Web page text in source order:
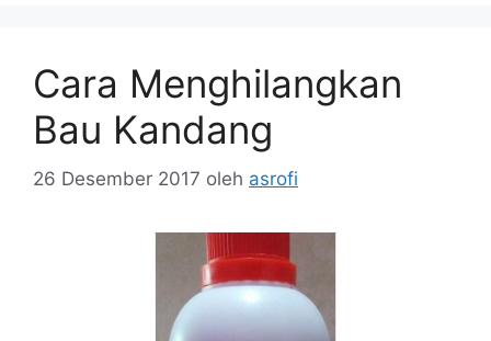
Cara Menghilangkan
Bau Kandang
26 Desember 2017 oleh asrofi